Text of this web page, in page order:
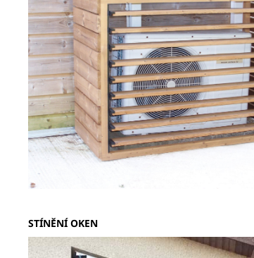
STÍNĚNÍ OKEN